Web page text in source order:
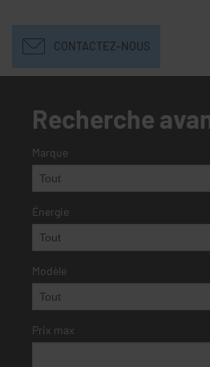
CONTACTEZ-NOUS
Recherche
Marque
Énergie
Modèle
Prix max